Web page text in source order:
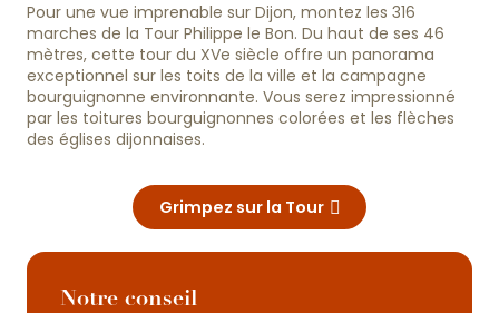
Pour une vue imprenable sur Dijon, montez les 316
marches de la Tour Philippe le Bon. Du haut de ses 46
mètres, cette tour du XVe siècle offre un panorama
exceptionnel sur les toits de la ville et la campagne
bourguignonne environnante. Vous serez impressionné
par les toitures bourguignonnes colorées et les flèches
des églises dijonnaises.
Grimpez sur la Tour
Notre conseil